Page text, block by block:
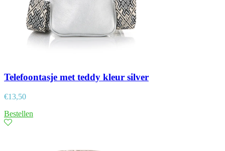
Telefoontasje met teddy kleur silver
€13,50
Bestellen